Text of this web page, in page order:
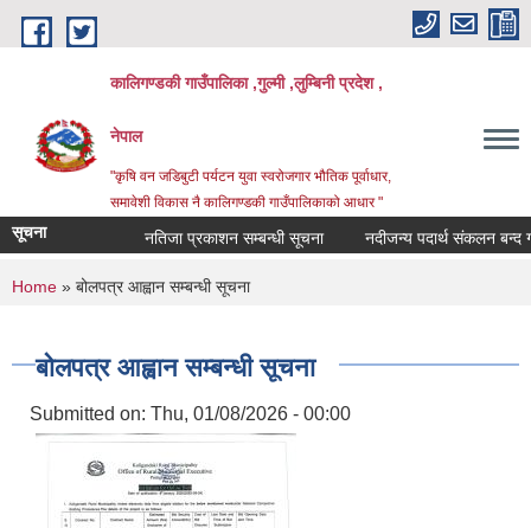
Skip to main content
कालिगण्डकी गाउँपालिका ,गुल्मी ,लुम्बिनी प्रदेश ,
नेपाल
"कृषि वन जडिबुटी पर्यटन युवा स्वरोजगार भौतिक पूर्वाधार,
समावेशी विकास नै कालिगण्डकी गाउँपालिकाको आधार "
सूचना नतिजा प्रकाशन सम्बन्धी सूचना नदीजन्य पदार्थ संकलन बन्द
You are here
Home » बोलपत्र आह्वान सम्बन्धी सूचना
बोलपत्र आह्वान सम्बन्धी सूचना
Submitted on: Thu, 01/08/2026 - 00:00